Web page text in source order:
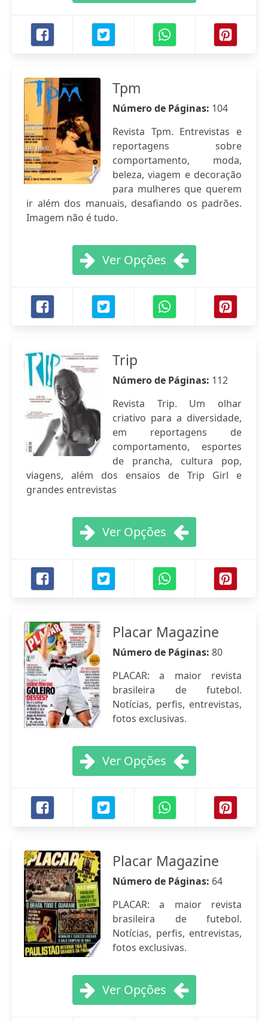
Tpm
Número de Páginas: 104
Revista Tpm. Entrevistas e
reportagens sobre
comportamento, moda,
beleza, viagem e decoração
para mulheres que querem
ir além dos manuais, desafiando os padrões.
Imagem não é tudo.
Ver Opções
Trip
Número de Páginas: 112
Revista Trip. Um olhar
criativo para a diversidade,
em reportagens de
comportamento, esportes
de prancha, cultura pop,
viagens, além dos ensaios de Trip Girl e
grandes entrevistas
Ver Opções
Placar Magazine
Número de Páginas: 80
PLACAR: a maior revista
brasileira de futebol.
Notícias, perfis, entrevistas,
fotos exclusivas.
Ver Opções
Placar Magazine
Número de Páginas: 64
PLACAR: a maior revista
brasileira de futebol.
Notícias, perfis, entrevistas,
fotos exclusivas.
Ver Opções